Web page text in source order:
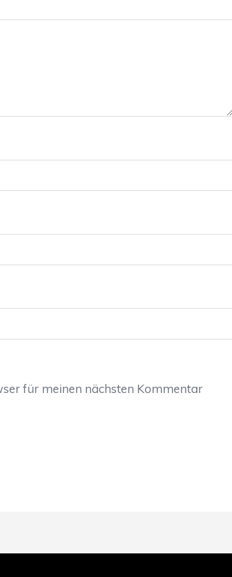
für meinen nächsten Kommentar